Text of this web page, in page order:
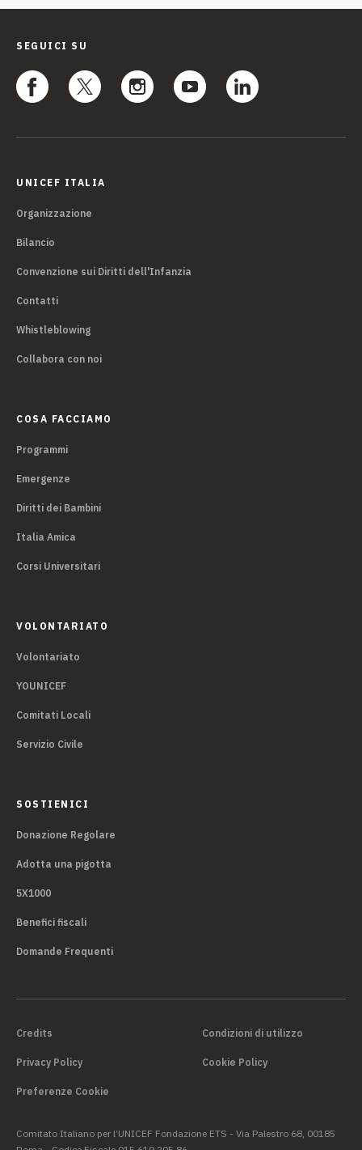
SEGUICI SU
UNICEF ITALIA
Organizzazione
Bilancio
Convenzione sui Diritti dell'Infanzia
Contatti
Whistleblowing
Collabora con noi
COSA FACCIAMO
Programmi
Emergenze
Diritti dei Bambini
Italia Amica
Corsi Universitari
VOLONTARIATO
Volontariato
YOUNICEF
Comitati Locali
Servizio Civile
SOSTIENICI
Donazione Regolare
Adotta una pigotta
5X1000
Benefici fiscali
Domande Frequenti
Credits Condizioni di utilizzo
Privacy Policy Cookie Policy
Preferenze Cookie
Comitato Italiano per l’UNICEF Fondazione ETS - Via Palestro 68, 00185